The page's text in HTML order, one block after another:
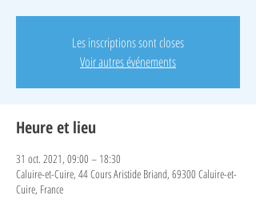
Les inscriptions sont closes
Voir autres événements
Heure et lieu
31 oct. 2021, 09:00 – 18:30
Caluire-et-Cuire, 44 Cours Aristide Briand, 69300 Caluire-et-
Cuire, France